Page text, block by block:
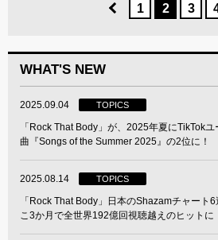
1 2 3
WHAT'S NEW
2025.09.04 TOPICS
「Rock That Body」が、2025年夏にTikTok
曲『Songs of the Summer 2025』の2位に！
2025.08.14 TOPICS
「Rock That Body」日本のShazamチャート
こ3か月で全世界192億回視聴越えのヒットに